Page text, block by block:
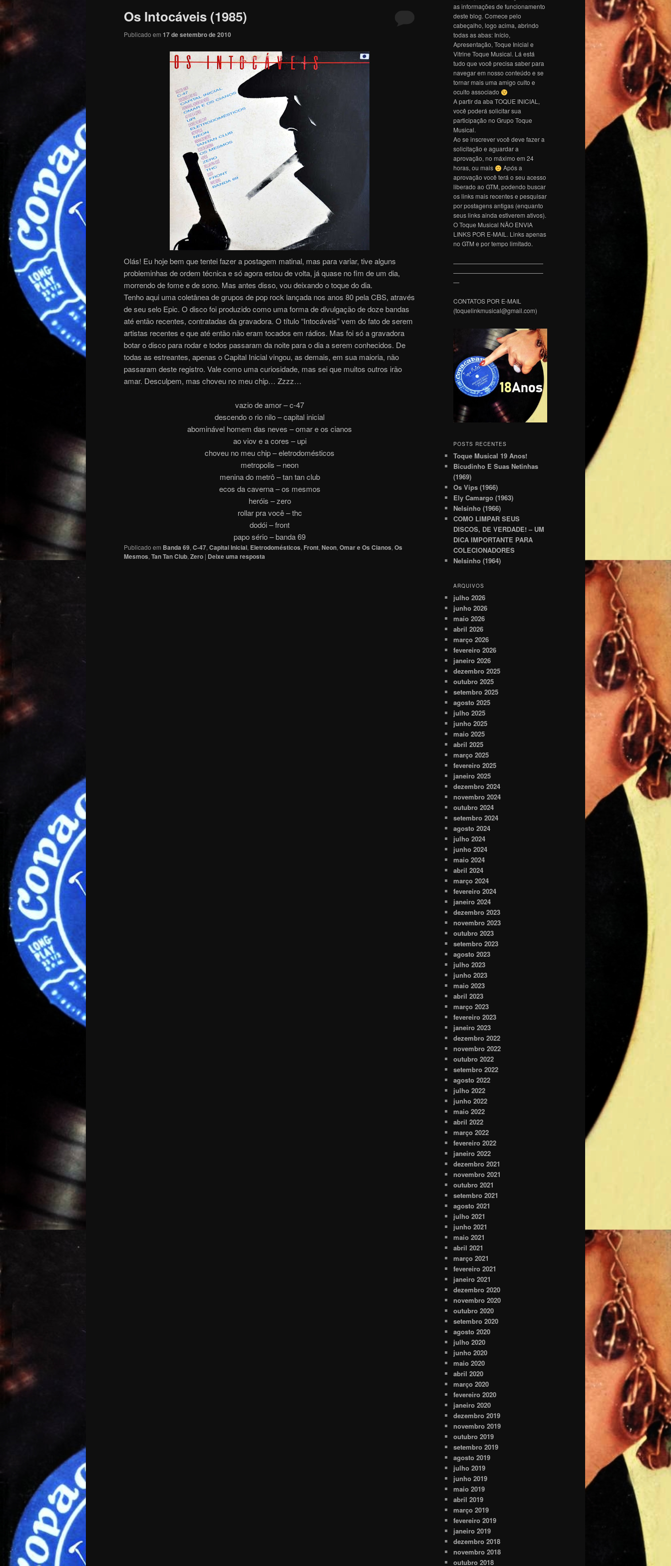
Os Intocáveis (1985)
Publicado em 17 de setembro de 2010
Olás! Eu hoje bem que tentei fazer a postagem matinal, mas para variar, tive alguns
probleminhas de ordem técnica e só agora estou de volta, já quase no fim de um dia,
morrendo de fome e de sono. Mas antes disso, vou deixando o toque do dia.
Tenho aqui uma coletânea de grupos de pop rock lançada nos anos 80 pela CBS, através
de seu selo Epic. O disco foi produzido como uma forma de divulgação de doze bandas
até então recentes, contratadas da gravadora. O título “Intocáveis” vem do fato de serem
artistas recentes e que até então não eram tocados em rádios. Mas foi só a gravadora
botar o disco para rodar e todos passaram da noite para o dia a serem conhecidos. De
todas as estreantes, apenas o Capital Inicial vingou, as demais, em sua maioria, não
passaram deste registro. Vale como uma curiosidade, mas sei que muitos outros irão
amar. Desculpem, mas choveu no meu chip… Zzzz…
vazio de amor – c-47
descendo o rio nilo – capital inicial
abominável homem das neves – omar e os cianos
ao viov e a cores – upi
choveu no meu chip – eletrodomésticos
metropolis – neon
menina do metrô – tan tan club
ecos da caverna – os mesmos
heróis – zero
rollar pra você – thc
dodói – front
papo sério – banda 69
Publicado em Banda 69, C-47, Capital Inicial, Eletrodomésticos, Front, Neon, Omar e Os Cianos, Os
Mesmos, Tan Tan Club, Zero | Deixe uma resposta
as informações de funcionamento
deste blog. Comece pelo
cabeçalho, logo acima, abrindo
todas as abas: Início,
Apresentação, Toque Inicial e
Vitrine Toque Musical. Lá está
tudo que você precisa saber para
navegar em nosso conteúdo e se
tornar mais uma amigo culto e
oculto associado
A partir da aba TOQUE INICIAL,
você poderá solicitar sua
participação no Grupo Toque
Musical.
Ao se inscrever você deve fazer a
solicitação e aguardar a
aprovação, no máximo em 24
horas, ou mais
Após a
aprovação você terá o seu acesso
liberado ao GTM, podendo buscar
os links mais recentes e pesquisar
por postagens antigas (enquanto
seus links ainda estiverem ativos).
O Toque Musical NÃO ENVIA
LINKS POR E-MAIL. Links apenas
no GTM e por tempo limitado.
———————————————
———————————————
—
CONTATOS POR E-MAIL
(toquelinkmusical@gmail.com)
POSTS RECENTES
Toque Musical 19 Anos!
Bicudinho E Suas Netinhas
(1969)
Os Vips (1966)
Ely Camargo (1963)
Nelsinho (1966)
COMO LIMPAR SEUS
DISCOS, DE VERDADE! – UM
DICA IMPORTANTE PARA
COLECIONADORES
Nelsinho (1964)
ARQUIVOS
julho 2026
junho 2026
maio 2026
abril 2026
março 2026
fevereiro 2026
janeiro 2026
dezembro 2025
outubro 2025
setembro 2025
agosto 2025
julho 2025
junho 2025
maio 2025
abril 2025
março 2025
fevereiro 2025
janeiro 2025
dezembro 2024
novembro 2024
outubro 2024
setembro 2024
agosto 2024
julho 2024
junho 2024
maio 2024
abril 2024
março 2024
fevereiro 2024
janeiro 2024
dezembro 2023
novembro 2023
outubro 2023
setembro 2023
agosto 2023
julho 2023
junho 2023
maio 2023
abril 2023
março 2023
fevereiro 2023
janeiro 2023
dezembro 2022
novembro 2022
outubro 2022
setembro 2022
agosto 2022
julho 2022
junho 2022
maio 2022
abril 2022
março 2022
fevereiro 2022
janeiro 2022
dezembro 2021
novembro 2021
outubro 2021
setembro 2021
agosto 2021
julho 2021
junho 2021
maio 2021
abril 2021
março 2021
fevereiro 2021
janeiro 2021
dezembro 2020
novembro 2020
outubro 2020
setembro 2020
agosto 2020
julho 2020
junho 2020
maio 2020
abril 2020
março 2020
fevereiro 2020
janeiro 2020
dezembro 2019
novembro 2019
outubro 2019
setembro 2019
agosto 2019
julho 2019
junho 2019
maio 2019
abril 2019
março 2019
fevereiro 2019
janeiro 2019
dezembro 2018
novembro 2018
outubro 2018